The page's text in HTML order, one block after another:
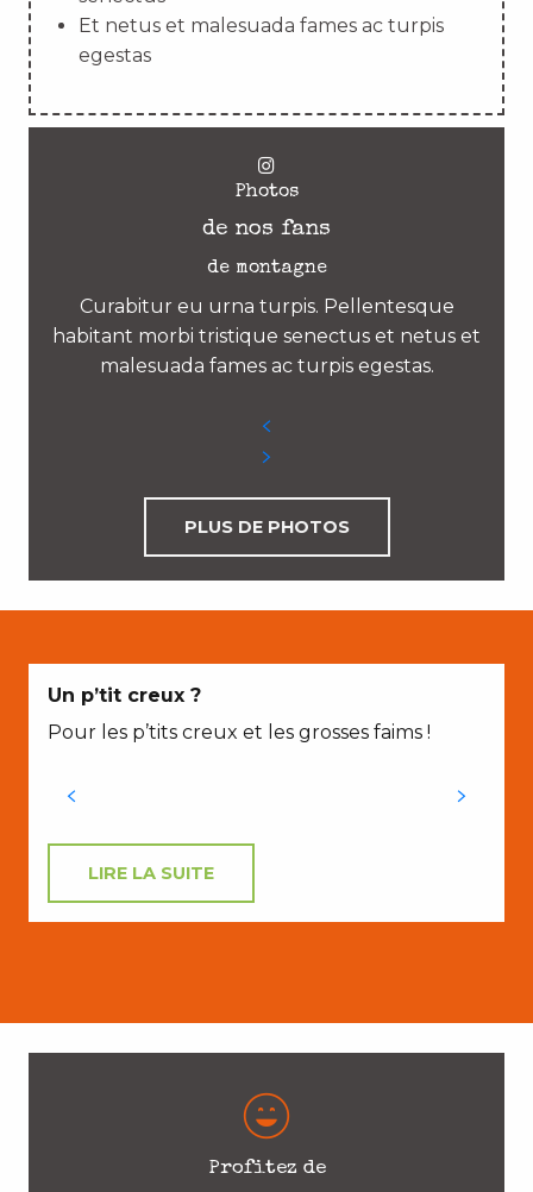
Et netus et malesuada fames ac turpis
egestas
Photos
de nos fans
de montagne
Curabitur eu urna turpis. Pellentesque
habitant morbi tristique senectus et netus et
malesuada fames ac turpis egestas.
PLUS DE PHOTOS
Un p’tit creux ?
Pour les p’tits creux et les grosses faims !
LIRE LA SUITE
Profitez de